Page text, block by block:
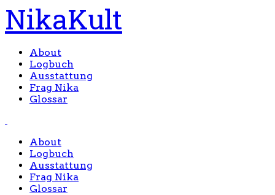
NikaKult
About
Logbuch
Ausstattung
Frag Nika
Glossar
About
Logbuch
Ausstattung
Frag Nika
Glossar